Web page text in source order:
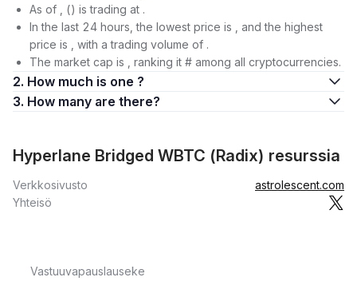
As of , () is trading at .
In the last 24 hours, the lowest price is , and the highest
price is , with a trading volume of .
The market cap is , ranking it # among all cryptocurrencies.
2. How much is one ?
3. How many are there?
Hyperlane Bridged WBTC (Radix) resurssia
Verkkosivusto
astrolescent.com
Yhteisö
Vastuuvapauslauseke